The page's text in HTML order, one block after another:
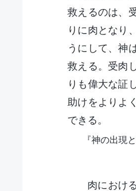
救えるのは、
りに肉となり
うにして、神
救える。受肉
りも偉大な証
助けをよりよ
できる。
『神の出現
肉におけ